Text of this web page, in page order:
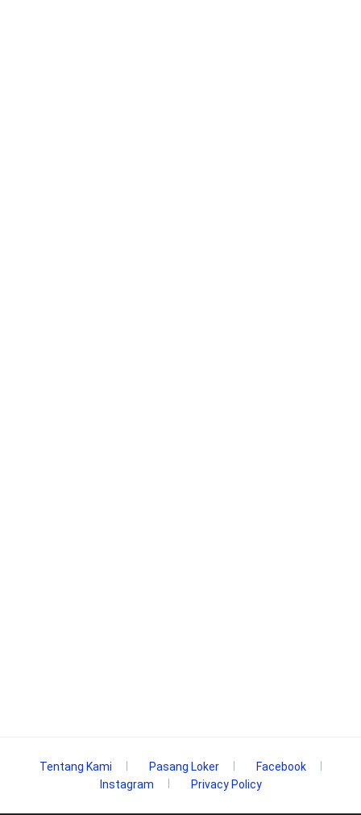
Tentang Kami Pasang Loker
Facebook
Instagram
Privacy Policy